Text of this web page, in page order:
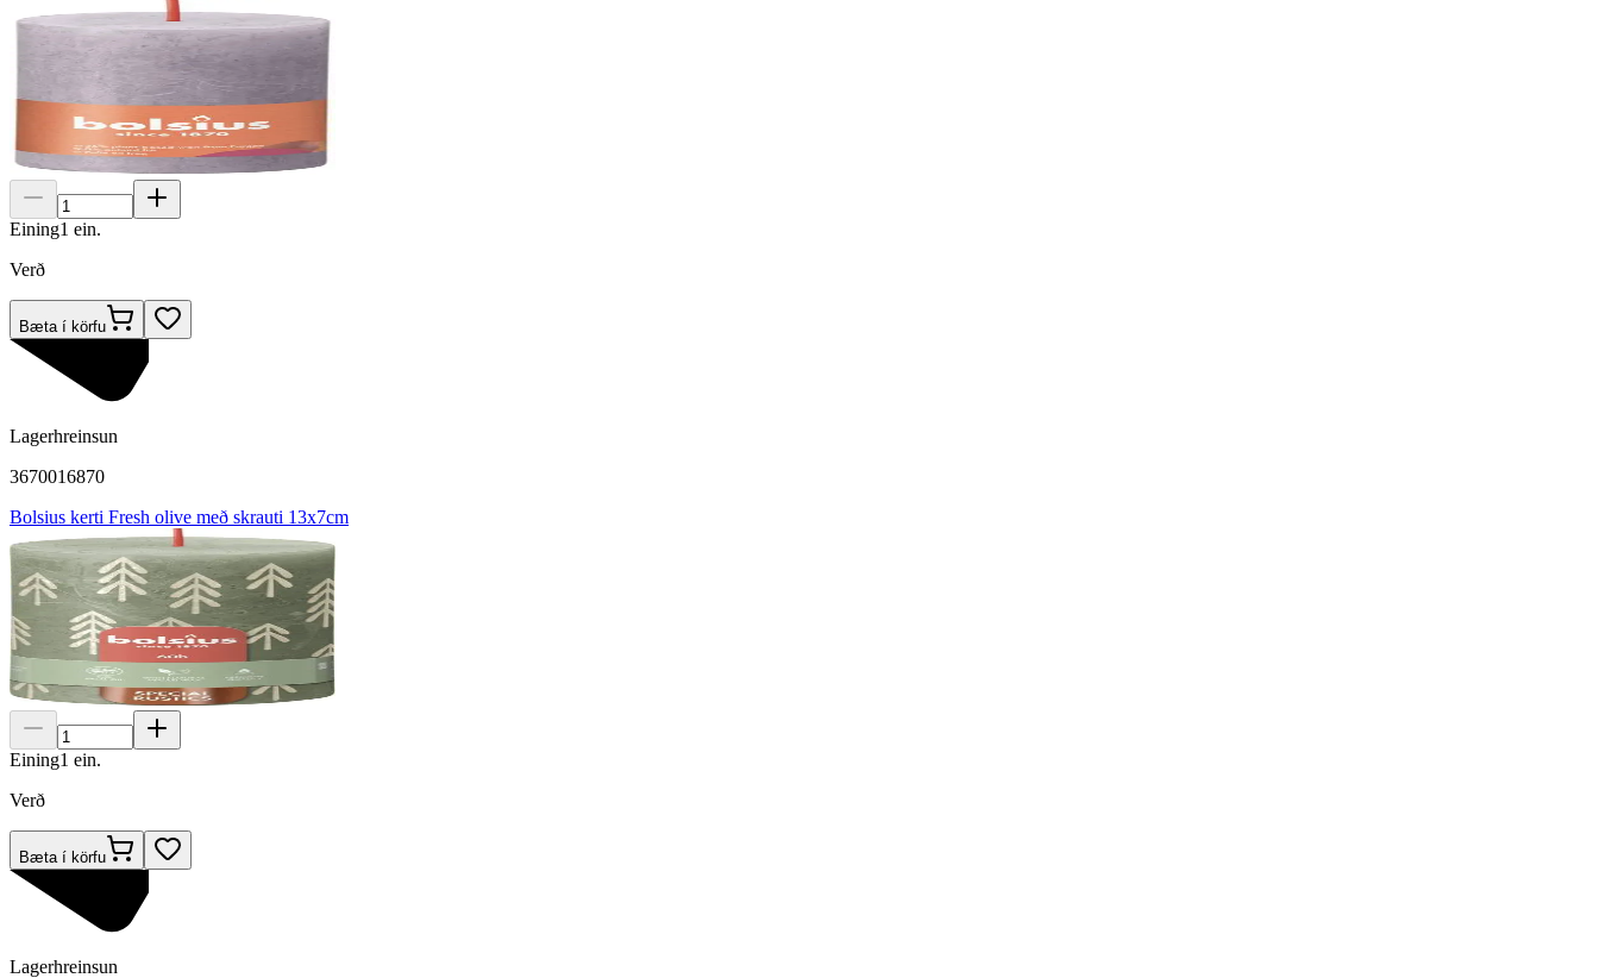
Eining1 ein.
Verð
Bæta í körfu
Lagerhreinsun
3670016870
Bolsius kerti Fresh olive með skrauti 13x7cm
Eining1 ein.
Verð
Bæta í körfu
Lagerhreinsun